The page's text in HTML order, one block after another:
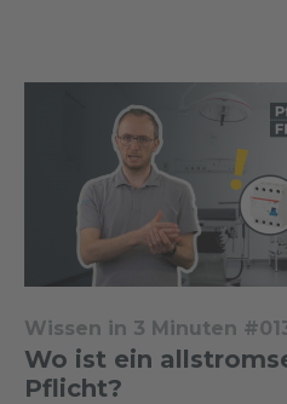
Wissen in 3 Minuten
Wo ist ein
Pflicht?